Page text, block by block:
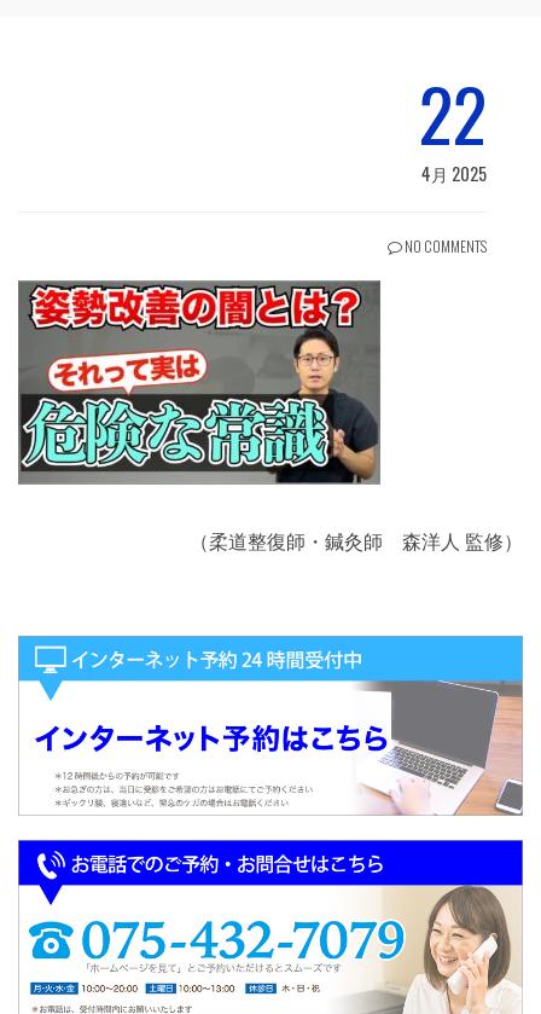
22
4月 2025
NO COMMENTS
（柔道整復師・鍼灸師 森洋人 監修）